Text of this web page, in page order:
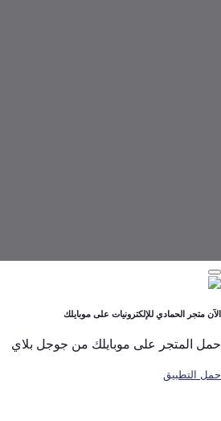
للإلكترونيات على موبايلك
على موبايلك من جوجل بلاي